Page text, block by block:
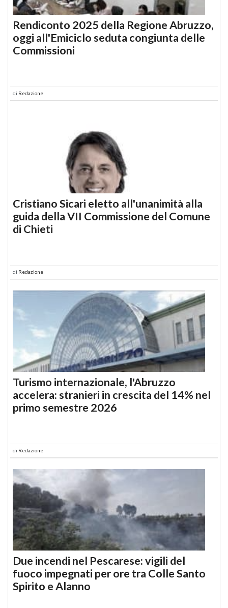
Rendiconto 2025 della Regione Abruzzo,
oggi all'Emiciclo seduta congiunta delle
Commissioni
di Redazione
Cristiano Sicari eletto all'unanimità alla
guida della VII Commissione del Comune
di Chieti
di Redazione
Turismo internazionale, l'Abruzzo
accelera: stranieri in crescita del 14% nel
primo semestre 2026
di Redazione
Due incendi nel Pescarese: vigili del
fuoco impegnati per ore tra Colle Santo
Spirito e Alanno